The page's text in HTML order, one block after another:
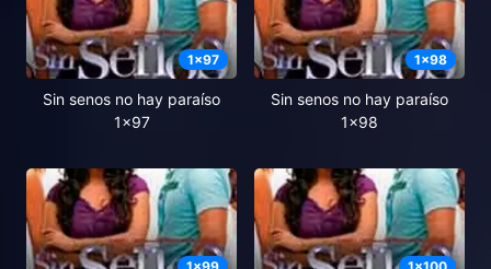
1x97
Sin senos no hay paraíso
1x97
1x98
Sin senos no hay paraíso
1x98